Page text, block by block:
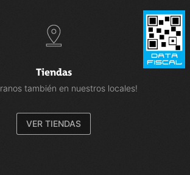
Tiendas
también en nuestros locales!
VER TIENDAS